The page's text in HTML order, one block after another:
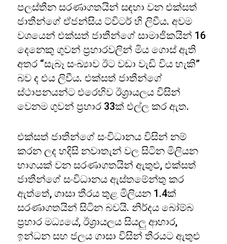
පලස්තීන සරණාගතයින් සඳහා වන එක්සත්
ජාතීන්ගේ ඒජන්සිය ට්විටර් හි ලිවීය. අවම
වශයෙන් එක්සත් ජාතීන්ගේ සාමාජිකයින් 16
දෙනෙකු ගුවන් ප්‍රහාරවලින් මිය ගොස් ඇති
අතර “සැබෑ සංඛ්‍යාව ඊට වඩා වැඩි විය හැකි”
බව ද එය ලිවීය. එක්සත් ජාතීන්ගේ
ස්ථාපනයන්ට එරෙහිව ඊශ්‍රායලය විසින්
වෙනම ගුවන් ප්‍රහාර 33ක් එල්ල කර ඇත.
එක්සත් ජාතීන්ගේ සංවිධානය විසින් නම්
කරන ලද හදිසි නවාතැන් වල සිටින මිලියන
භාගයක් වන සරණාගතයින් ඇතුළු, එක්සත්
ජාතීන්ගේ සංවිධානය ඇස්තමේන්තු කර
ඇත්තේ, ගාසා තීරය තුළ මිලියන 1.4ක්
සරණාගතයින් සිටින බවයි. නිර්දය බෝම්බ
ප්‍රහාර මධ්‍යයේ, ඊශ්‍රායලය සියලු ආහාර,
ඉන්ධන සහ ජලය ගාසා විසින් තීරයට ඇතුළු